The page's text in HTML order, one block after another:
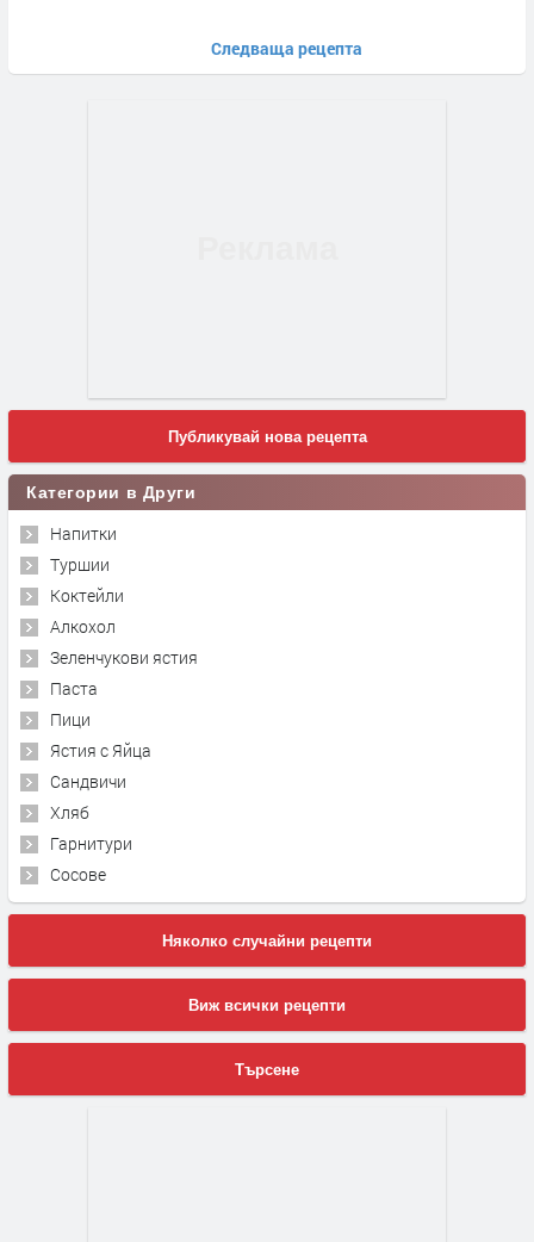
Следваща рецепта
Публикувай нова рецепта
Категории в Други
Напитки
Туршии
Коктейли
Алкохол
Зеленчукови ястия
Паста
Пици
Ястия с Яйца
Сандвичи
Хляб
Гарнитури
Сосове
Няколко случайни рецепти
Виж всички рецепти
Търсене